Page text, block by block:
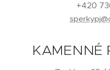
+420
KAMENNÉ